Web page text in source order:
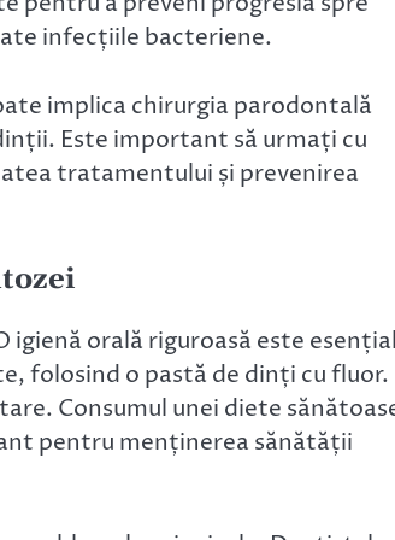
infecțiile bacteriene.
implica chirurgia parodontală
Este important să urmați cu
tratamentului și prevenirea
igienă orală riguroasă este
folosind o pastă de dinți cu fluor.
Consumul unei diete
pentru menținerea sănătății